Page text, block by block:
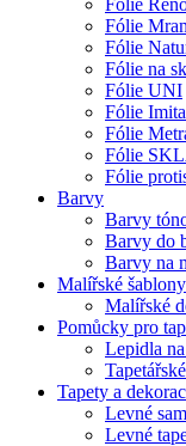
Fólie
Fólie
Fólie na
Fólie UNI
Fólie
Fólie
Fólie
Fólie
Barvy
Barvy
Barvy do
Barvy na
Malířské šablony
Malířské
Pomůcky pro
Lepidla
Tapety a
Levné
Levné